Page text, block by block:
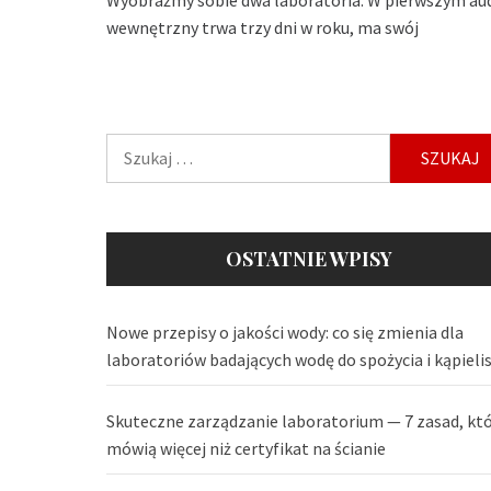
wewnętrzny trwa trzy dni w roku, ma swój
OSTATNIE WPISY
Nowe przepisy o jakości wody: co się zmienia dla
laboratoriów badających wodę do spożycia i
Skuteczne zarządzanie laboratorium — 7 zasad,
mówią więcej niż certyfikat na ścianie